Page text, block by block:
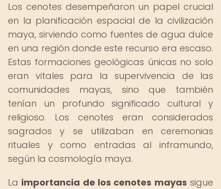
Los cenotes desempeñaron un papel crucial
en la planificación espacial de la civilización
maya, sirviendo como fuentes de agua dulce
en una región donde este recurso era escaso.
Estas formaciones geológicas únicas no solo
eran vitales para la supervivencia de las
comunidades mayas, sino que también
tenían un profundo significado cultural y
religioso. Los cenotes eran considerados
sagrados y se utilizaban en ceremonias
rituales y como entradas al inframundo,
según la cosmología maya.
La importancia de los cenotes mayas sigue